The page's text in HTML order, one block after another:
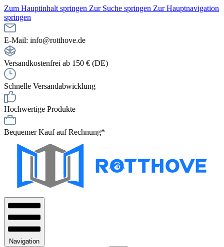
Zum Hauptinhalt springen Zur Suche springen Zur Hauptnavigation
springen
E-Mail: info@rotthove.de
Versandkostenfrei ab 150 € (DE)
Schnelle Versandabwicklung
Hochwertige Produkte
Bequemer Kauf auf Rechnung*
Navigation